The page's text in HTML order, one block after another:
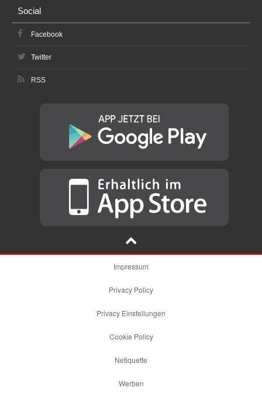
Social
Facebook
Twitter
RSS
Impressum
Privacy Policy
Privacy Einstellungen
Cookie Policy
Netiquette
Werben